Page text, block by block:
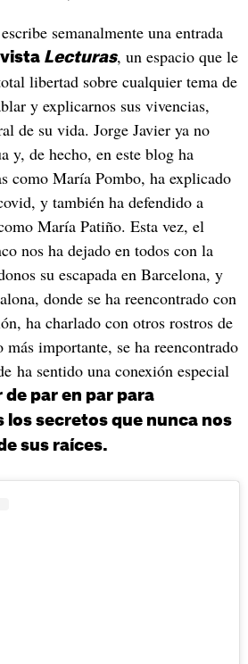
semanalmente una entrada
Lecturas, un espacio que le
libertad sobre cualquier tema de
y explicarnos sus vivencias,
de su vida. Jorge Javier ya no
y, de hecho, en este blog ha
como María Pombo, ha explicado
y también ha defendido a
María Patiño. Esta vez, el
nos ha dejado en todos con la
su escapada en Barcelona, y
donde se ha reencontrado con
ha charlado con otros rostros de
más importante, se ha reencontrado
ha sentido una conexión especial
de par en par para
secretos que nunca nos
sus raíces.